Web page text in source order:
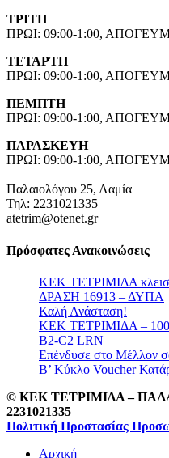
ΤΡΙΤΗ
ΠΡΩΙ: 09:00-1:00,
ΤΕΤΑΡΤΗ
ΠΡΩΙ: 09:00-1:00,
ΠΕΜΠΤΗ
ΠΡΩΙ: 09:00-1:00,
ΠΑΡΑΣΚΕΥΗ
ΠΡΩΙ: 09:00-1:00,
Παλαιολόγου 25, Λαμία
Τηλ: 2231021335
atetrim@otenet.gr
Πρόσφατες Ανακοινώσεις
ΚΕΚ ΤΕΤΡΙΜΙΔΑ
ΔΡΑΣΗ 16913 – ΔΥΠΑ
Καλή Ανάσταση!
ΚΕΚ ΤΕΤΡΙΜΙΔΑ – 100%
B2-C2 LRN
Επένδυσε στο Μέλλον
Β’ Κύκλο Voucher
© ΚΕΚ ΤΕΤΡΙΜΙΔΑ –
2231021335
Πολιτική Προστασίας
Αρχική